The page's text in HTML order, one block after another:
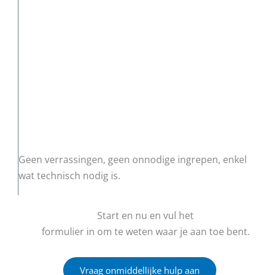
Geen verrassingen, geen onnodige ingrepen, enkel
wat technisch nodig is.
Start en nu en vul het
formulier in om te weten waar je aan toe bent.
Vraag onmiddellijke hulp aan